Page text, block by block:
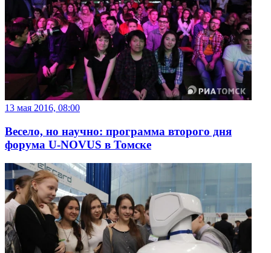
13 мая 2016, 08:00
Весело, но научно: программа второго дня
форума U-NOVUS в Томске